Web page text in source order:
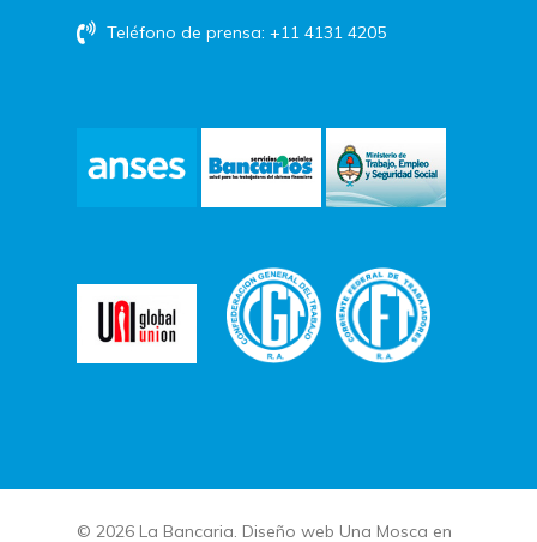
Teléfono de prensa: +11 4131 4205
© 2026 La Bancaria. Diseño web Una Mosca en